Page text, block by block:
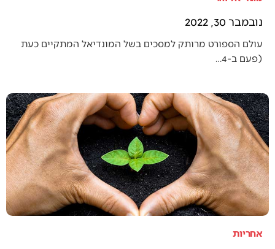
נובמבר 30, 2022
עולם הספורט מרותק למסכים בשל המונדיאל המתקיים כעת
(פעם ב-4…
אחריות